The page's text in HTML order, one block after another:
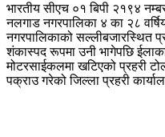
भारतीय सीएच ०१ बिपी २१९४
नलगाड नगरपालिका ४ का २८
नगरपालिकाको सल्लीबजारस्थित
शंकास्पद रूपमा उनी भागेपछि
मोटरसाईकलमा खटिएको प्रहरी
पक्राउ गरेको जिल्ला प्रहरी